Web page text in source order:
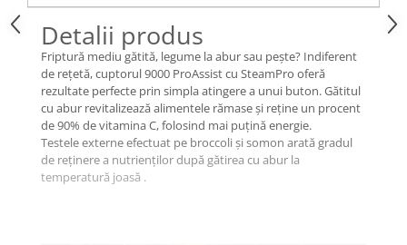
Detalii produs
Friptură mediu gătită, legume la abur sau pește? Indiferent
de rețetă, cuptorul 9000 ProAssist cu SteamPro oferă
rezultate perfecte prin simpla atingere a unui buton. Gătitul
cu abur revitalizează alimentele rămase și reține un procent
de 90% de vitamina C, folosind mai puțină energie.
Testele externe efectuat pe broccoli și somon arată gradul
de reținere a nutrienților după gătirea cu abur la
temperatură joasă .